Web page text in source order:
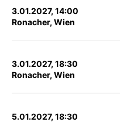
3.01.2027, 14:00
Ronacher, Wien
3.01.2027, 18:30
Ronacher, Wien
5.01.2027, 18:30